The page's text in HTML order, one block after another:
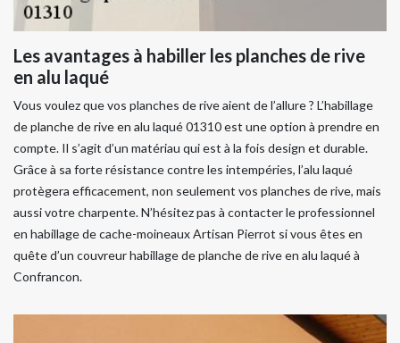
Les avantages à habiller les planches de rive
en alu laqué
Vous voulez que vos planches de rive aient de l’allure ? L’habillage
de planche de rive en alu laqué 01310 est une option à prendre en
compte. Il s’agit d’un matériau qui est à la fois design et durable.
Grâce à sa forte résistance contre les intempéries, l’alu laqué
protègera efficacement, non seulement vos planches de rive, mais
aussi votre charpente. N’hésitez pas à contacter le professionnel
en habillage de cache-moineaux Artisan Pierrot si vous êtes en
quête d’un couvreur habillage de planche de rive en alu laqué à
Confrancon.